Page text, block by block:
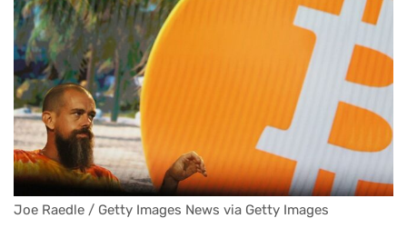
Joe Raedle / Getty Images News via Getty Images